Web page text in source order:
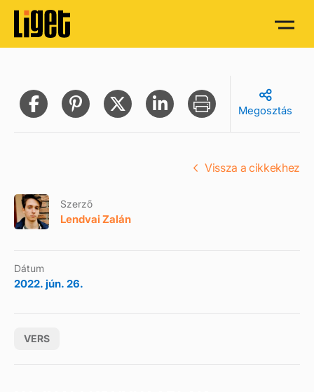
Megosztás
Szerző
Lendvai Zalán
Dátum
2022. jún. 26.
VERS
Vissza a cikkekhez